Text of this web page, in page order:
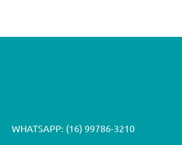
WHATSAPP: (16) 99786-3210